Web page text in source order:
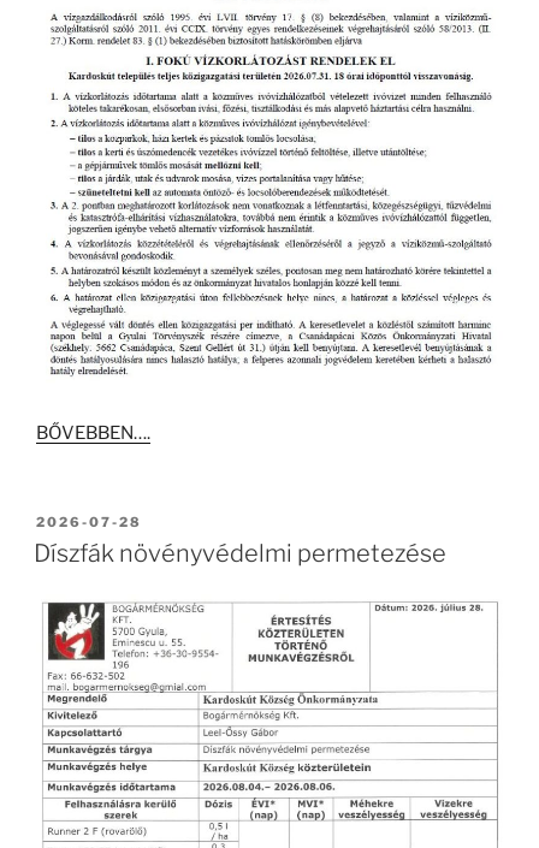
BŐVEBBEN….
BEKÜLDVE:
2026-07-28
Díszfák növényvédelmi permetezése